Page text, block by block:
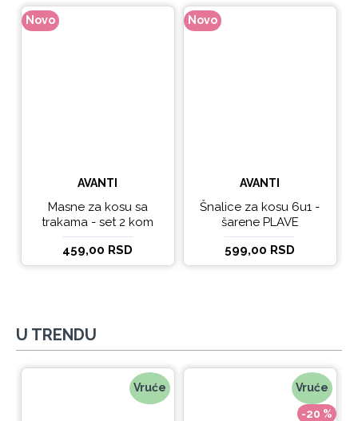
Novo
AVANTI
Masne za kosu sa
trakama - set 2 kom
459,00 RSD
Novo
AVANTI
Šnalice za kosu 6u1 -
šarene PLAVE
599,00 RSD
U TRENDU
Vruće Vruće
-20 %